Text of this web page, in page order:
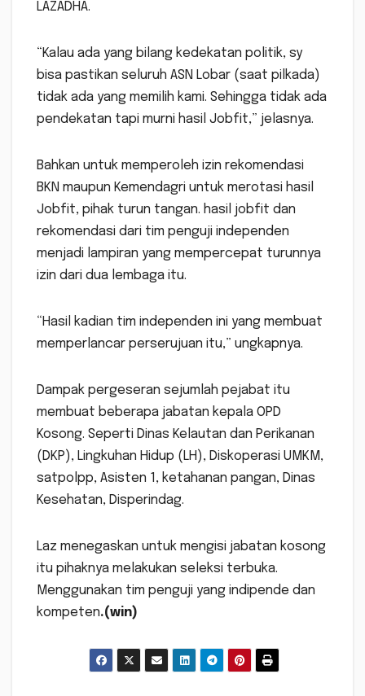
LAZADHA.
“Kalau ada yang bilang kedekatan politik, sy
bisa pastikan seluruh ASN Lobar (saat pilkada)
tidak ada yang memilih kami. Sehingga tidak ada
pendekatan tapi murni hasil Jobfit,” jelasnya.
Bahkan untuk memperoleh izin rekomendasi
BKN maupun Kemendagri untuk merotasi hasil
Jobfit, pihak turun tangan. hasil jobfit dan
rekomendasi dari tim penguji independen
menjadi lampiran yang mempercepat turunnya
izin dari dua lembaga itu.
“Hasil kadian tim independen ini yang membuat
memperlancar perserujuan itu,” ungkapnya.
Dampak pergeseran sejumlah pejabat itu
membuat beberapa jabatan kepala OPD
Kosong. Seperti Dinas Kelautan dan Perikanan
(DKP), Lingkuhan Hidup (LH), Diskoperasi UMKM,
satpolpp, Asisten 1, ketahanan pangan, Dinas
Kesehatan, Disperindag.
Laz menegaskan untuk mengisi jabatan kosong
itu pihaknya melakukan seleksi terbuka.
Menggunakan tim penguji yang indipende dan
kompeten.(win)